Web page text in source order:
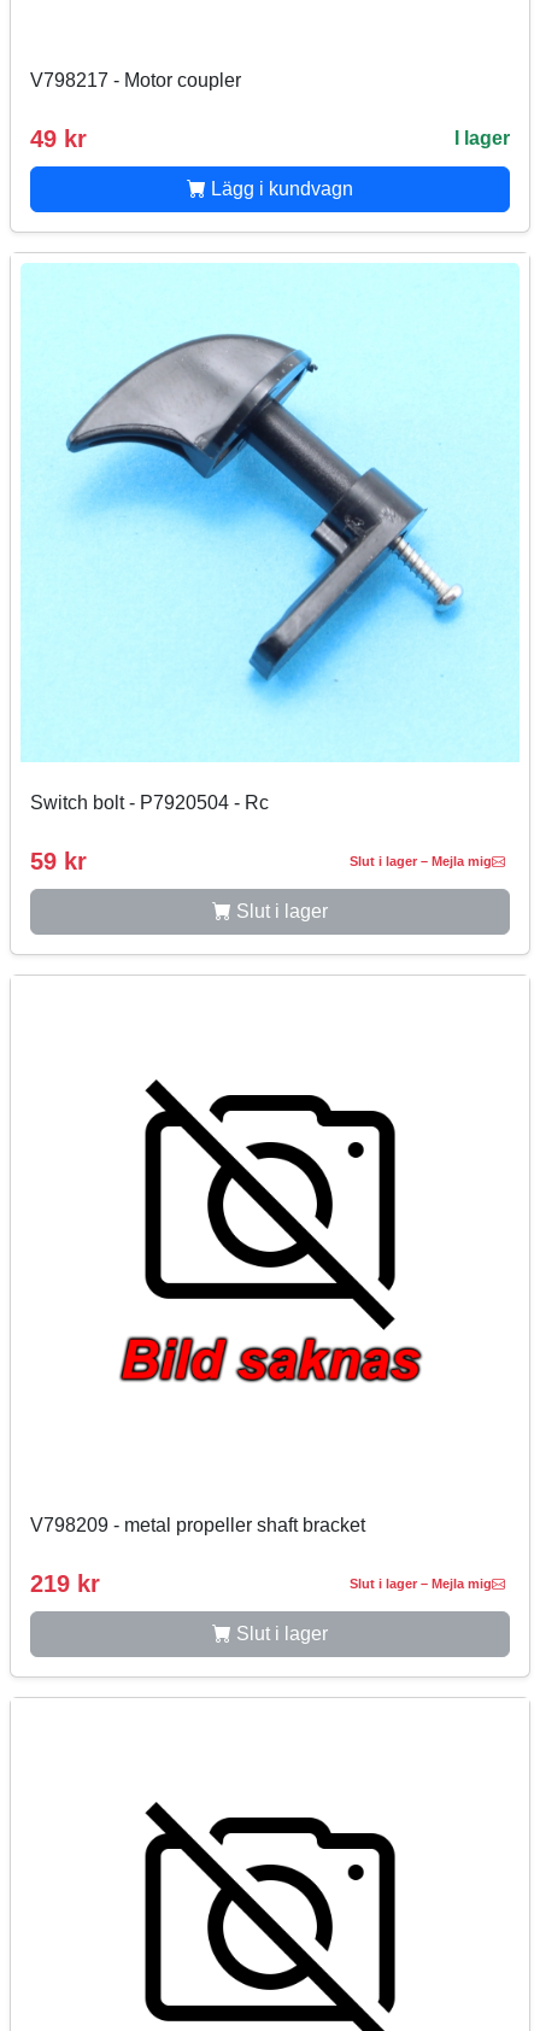
V798217 - Motor coupler
49 kr I lager
Lägg i kundvagn
Switch bolt - P7920504 - Rc
59 kr Slut i lager – Mejla mig
Slut i lager
V798209 - metal propeller shaft bracket
219 kr Slut i lager – Mejla mig
Slut i lager